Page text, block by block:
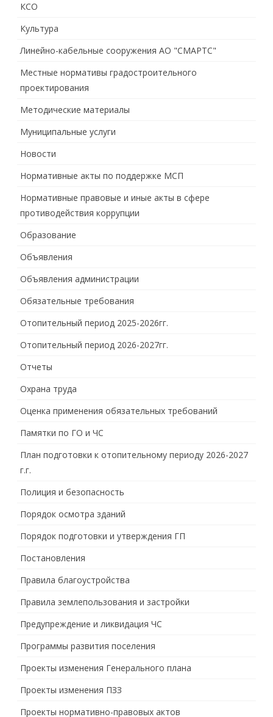
КСО
Культура
Линейно-кабельные сооружения АО "СМАРТС"
Местные нормативы градостроительного
проектирования
Методические материалы
Муниципальные услуги
Новости
Нормативные акты по поддержке МСП
Нормативные правовые и иные акты в сфере
противодействия коррупции
Образование
Объявления
Объявления администрации
Обязательные требования
Отопительный период 2025-2026гг.
Отопительный период 2026-2027гг.
Отчеты
Охрана труда
Оценка применения обязательных требований
Памятки по ГО и ЧС
План подготовки к отопительному периоду 2026-2027
г.г.
Полиция и безопасность
Порядок осмотра зданий
Порядок подготовки и утверждения ГП
Постановления
Правила благоустройства
Правила землепользования и застройки
Предупреждение и ликвидация ЧС
Программы развития поселения
Проекты изменения Генерального плана
Проекты изменения ПЗЗ
Проекты нормативно-правовых актов